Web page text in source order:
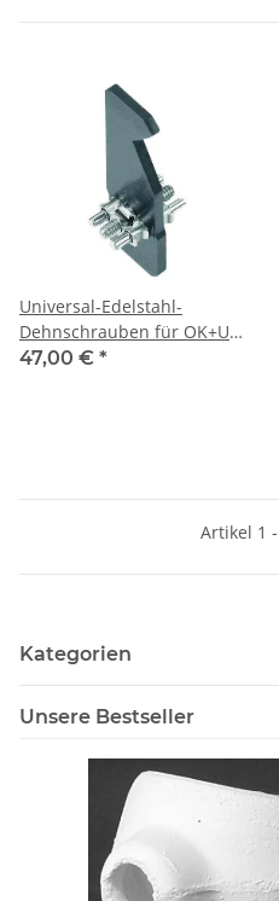
Universal-Edelstahl-
Dehnschrauben für OK+UK
5mm 10 Stück
47,00 € *
Artikel 1
Kategorien
Unsere Bestseller